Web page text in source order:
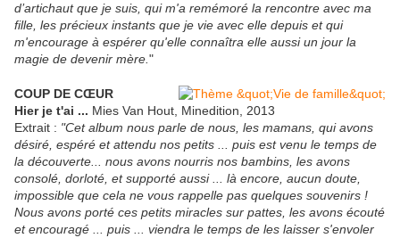
d’artichaut que je suis, qui m'a remémoré la rencontre avec ma
fille, les précieux instants que je vie avec elle depuis et qui
m'encourage à espérer qu'elle connaîtra elle aussi un jour la
magie de devenir mère. "
COUP DE CŒUR
Hier je t'ai ... Mies Van Hout, Minedition, 2013
Extrait : "Cet album nous parle de nous, les mamans, qui avons
désiré, espéré et attendu nos petits ... puis est venu le temps de
la découverte... nous avons nourris nos bambins, les avons
consolé, dorloté, et supporté aussi ... là encore, aucun doute,
impossible que cela ne vous rappelle pas quelques souvenirs !
Nous avons porté ces petits miracles sur pattes, les avons écouté
et encouragé ... puis ... viendra le temps de les laisser s'envoler